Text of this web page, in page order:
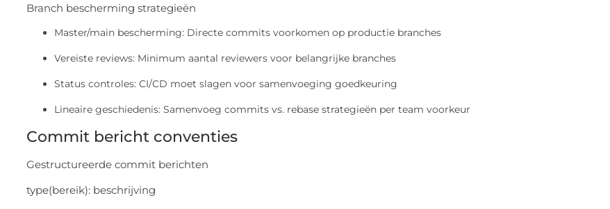
Branch bescherming strategieën
Master/main bescherming: Directe commits voorkomen op productie branches
Vereiste reviews: Minimum aantal reviewers voor belangrijke branches
Status controles: CI/CD moet slagen voor samenvoeging goedkeuring
Lineaire geschiedenis: Samenvoeg commits vs. rebase strategieën per team voorkeur
Commit bericht conventies
Gestructureerde commit berichten
type(bereik): beschrijving